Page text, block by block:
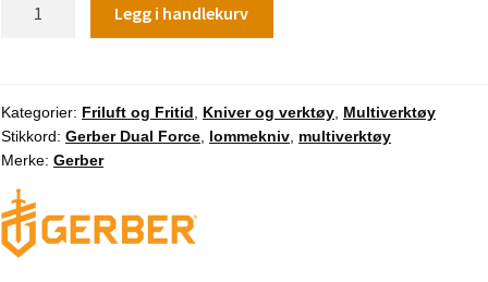
Legg i handlekurv
Kategorier: Friluft og Fritid Kniver og verktøy Multiverktøy
Stikkord: Gerber Dual Force lommekniv multiverktøy
Merke: Gerber